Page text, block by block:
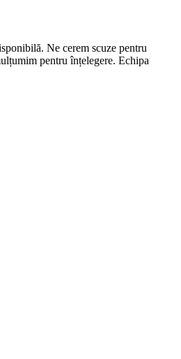
Ne cerem scuze pentru
pentru înțelegere. Echipa